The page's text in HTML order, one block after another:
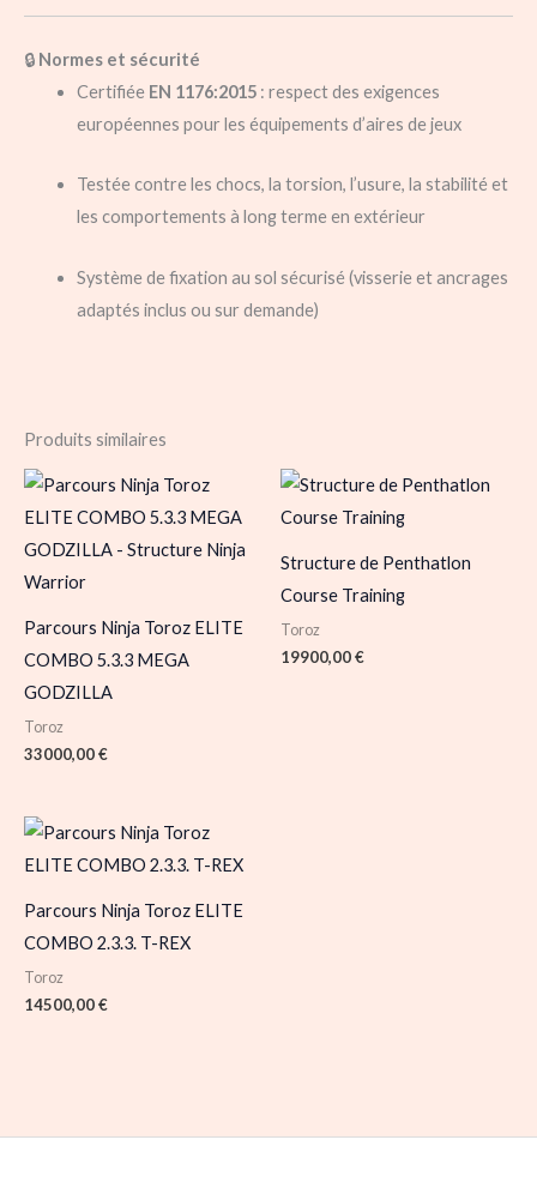
🔒 Normes et sécurité
Certifiée EN 1176:2015: respect des exigences
européennes pour les équipements d’aires de jeux
Testée contre les chocs, la torsion, l’usure, la stabilité et
les comportements à long terme en extérieur
Système de fixation au sol sécurisé (visserie et ancrages
adaptés inclus ou sur demande)
Produits similaires
Parcours Ninja Toroz ELITE
COMBO 5.3.3 MEGA
GODZILLA
Toroz
33000,00€
Structure de Penthatlon
Course Training
Toroz
19900,00€
Parcours Ninja Toroz ELITE
COMBO 2.3.3. T-REX
Toroz
14500,00€